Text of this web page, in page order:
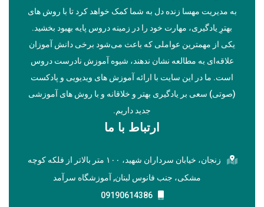
به مدیریت مهسا زنده دل به شما کمک خواهد کرد تا با روش های
بهترِ یادگیری، مهارت خود را در زمینه دروس پایه بهبود بخشید.
یکی از مهمترین عواملی که باعث می‌شود برخی دانش آموزان
علاقه‌ای به مطالعه نشان ندهند، شیوه آموزش نادرست دروس
است. ما در این سایت با ارائه آموزش های ویدیویی و پادکست
(صوتی) سعی بر یادگیری بهتر و خلاقانه و با روش های آموزشی
جدید داریم.
ارتباط با ما
زنجان، خیابان سرداران شهید، ۱۰۰ متر بالاتر از فلکه کوچه
مشکی، جنب فانوس لبنان, آموزشگاه سرآمد
09190614386